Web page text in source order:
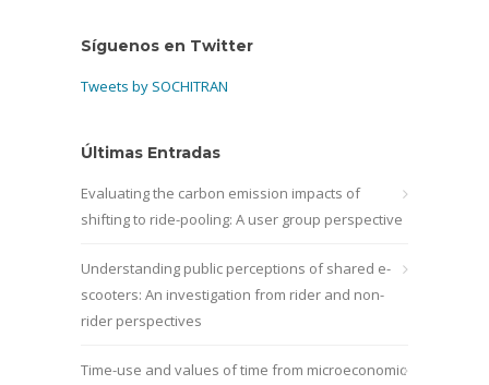
Síguenos en Twitter
Tweets by SOCHITRAN
Últimas Entradas
Evaluating the carbon emission impacts of
shifting to ride-pooling: A user group perspective
Understanding public perceptions of shared e-
scooters: An investigation from rider and non-
rider perspectives
Time-use and values of time from microeconomic